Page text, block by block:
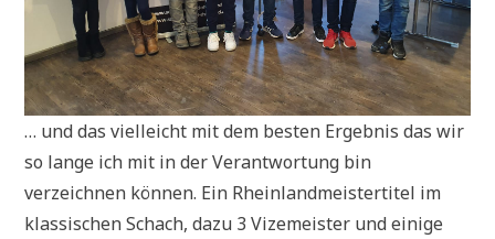
… und das vielleicht mit dem besten Ergebnis das wir
so lange ich mit in der Verantwortung bin
verzeichnen können. Ein Rheinlandmeistertitel im
klassischen Schach, dazu 3 Vizemeister und einige